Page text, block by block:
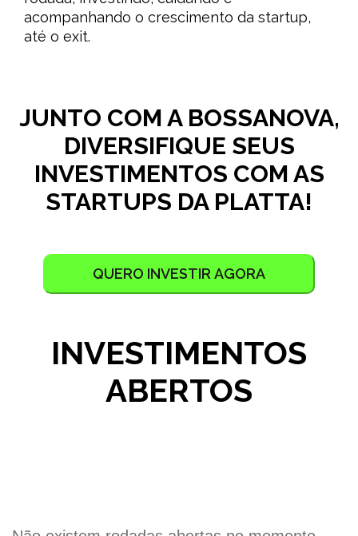
acompanhando o crescimento da startup,
até o exit.
JUNTO COM A BOSSANOVA,
DIVERSIFIQUE SEUS
INVESTIMENTOS COM AS
STARTUPS DA PLATTA!
QUERO INVESTIR AGORA
INVESTIMENTOS
ABERTOS